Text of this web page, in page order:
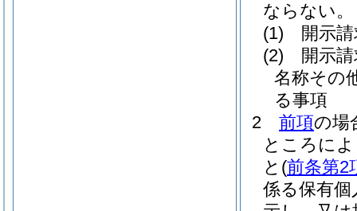
ならない。
(1)
開示
(2)
開示
名称その
る事項
2
前項の場
ところに
と (前条第2
係る保有